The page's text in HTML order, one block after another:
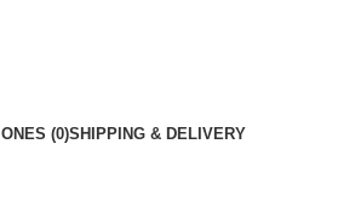
(0)SHIPPING & DELIVERY